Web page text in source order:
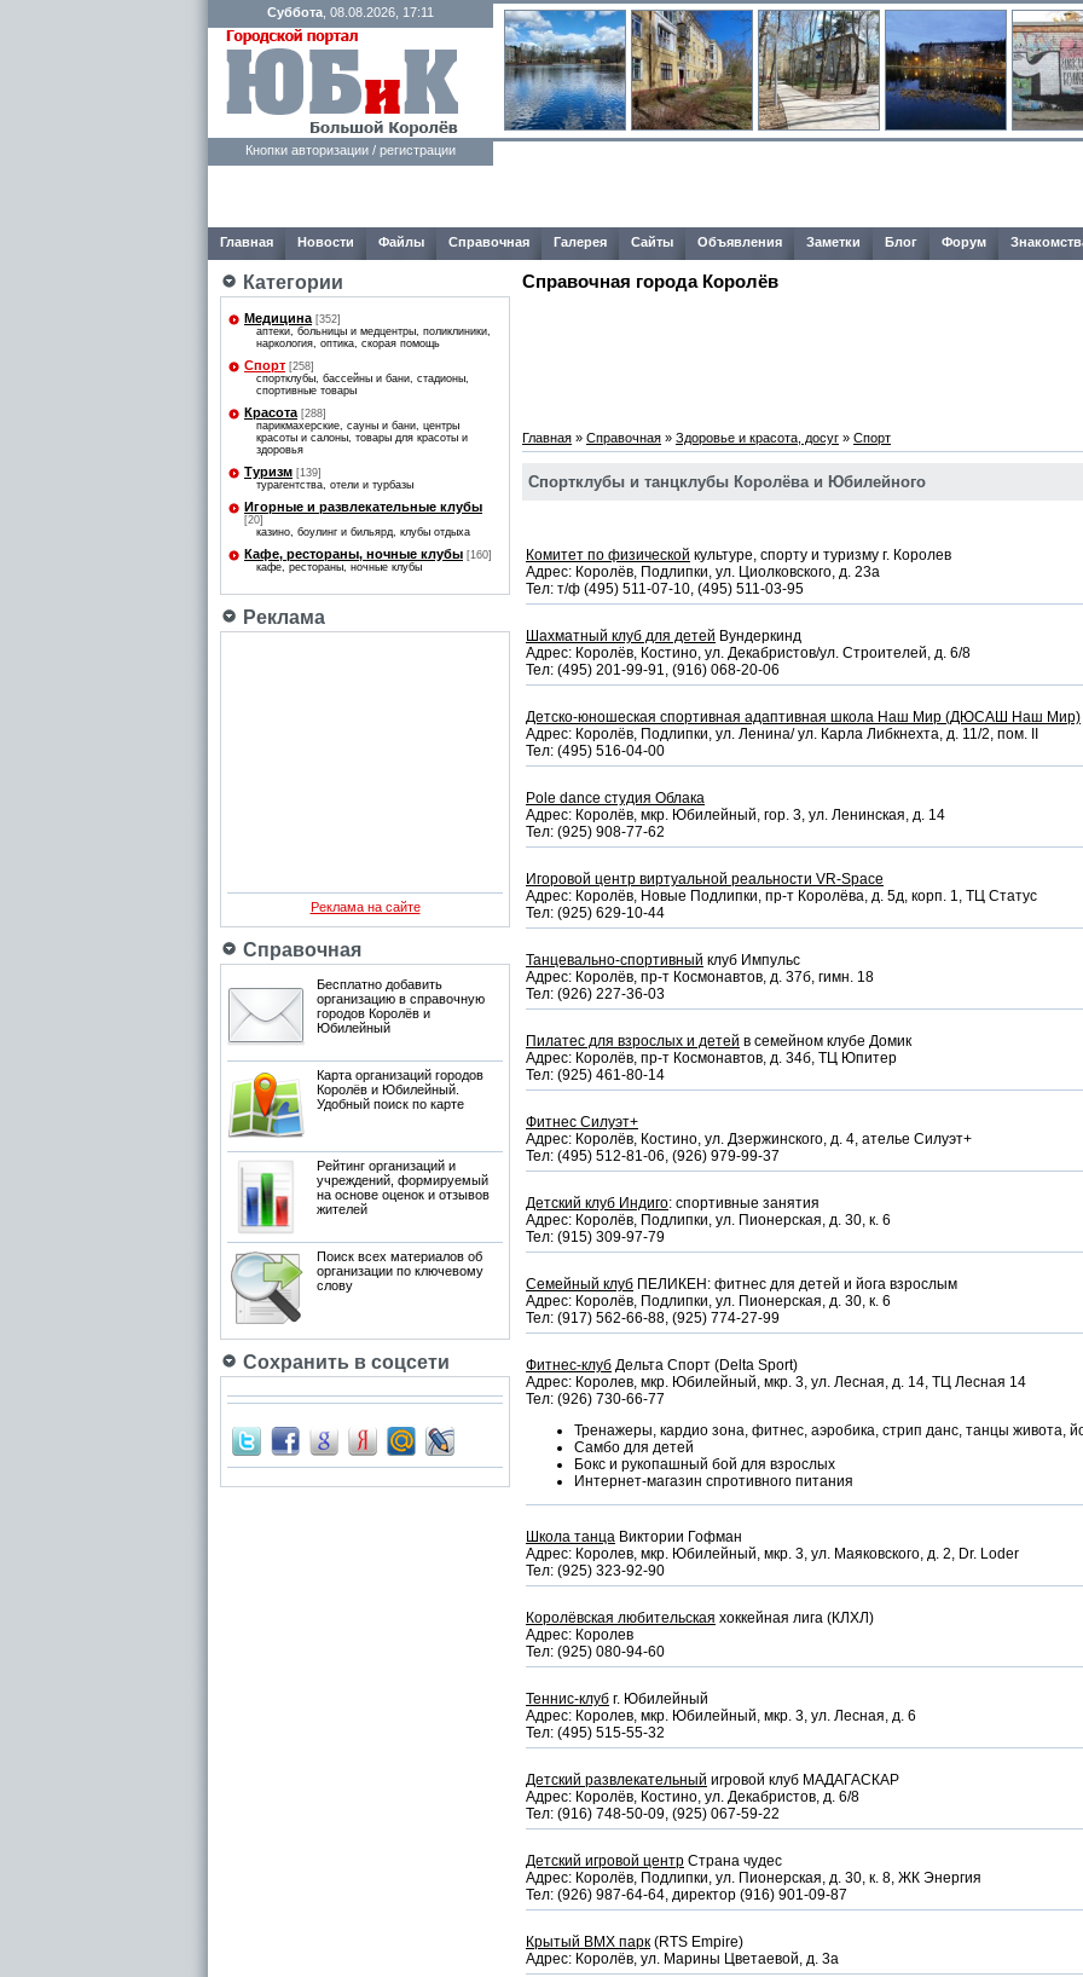
Суббота , 08.08.2026, 17:11
Кнопки авторизации / регистрации
Главная Новости Файлы Справочная Галерея Сайты Объявления Заметки Блог Форум
Категории
Медицина [352]
аптеки, больницы и медцентры, поликлиники,
наркология, оптика, скорая помощь
Спорт [258]
спортклубы, бассейны и бани, стадионы,
спортивные товары
Красота [288]
парикмахерские, сауны и бани, центры
красоты и салоны, товары для красоты и
здоровья
Туризм [139]
турагентства, отели и турбазы
Игорные и развлекательные клубы
[20]
казино, боулинг и бильярд, клубы отдыха
Кафе, рестораны, ночные клубы [160]
кафе, рестораны, ночные клубы
Реклама
Реклама на сайте
Справочная
Бесплатно добавить
организацию в справочную
городов Королёв и
Юбилейный
Карта организаций городов
Королёв и Юбилейный.
Удобный поиск по карте
Рейтинг организаций и
учреждений, формируемый
на основе оценок и отзывов
жителей
Поиск всех материалов об
организации по ключевому
слову
Сохранить в соцсети
Справочная города Королёв
Главная » Справочная » Здоровье и красота, досуг » Спорт
Спортклубы и танцклубы Королёва и Юбилейного
Комитет по физической культуре, спорту и туризму г. Королев
Адрес: Королёв, Подлипки, ул. Циолковского, д. 23а
Тел: т/ф (495) 511-07-10, (495) 511-03-95
Шахматный клуб для детей Вундеркинд
Адрес: Королёв, Костино, ул. Декабристов/ул. Строителей, д. 6/8
Тел: (495) 201-99-91, (916) 068-20-06
Детско-юношеская спортивная адаптивная школа Наш Мир (ДЮСАШ Наш Мир)
Адрес: Королёв, Подлипки, ул. Ленина/ ул. Карла Либкнехта, д. 11/2, пом. II
Тел: (495) 516-04-00
Pole dance студия Облака
Адрес: Королёв, мкр. Юбилейный, гор. 3, ул. Ленинская, д. 14
Тел: (925) 908-77-62
Игоровой центр виртуальной реальности VR-Space
Адрес: Королёв, Новые Подлипки, пр-т Королёва, д. 5д, корп. 1, ТЦ Статус
Тел: (925) 629-10-44
Танцевально-спортивный клуб Импульс
Адрес: Королёв, пр-т Космонавтов, д. 37б, гимн. 18
Тел: (926) 227-36-03
Пилатес для взрослых и детей в семейном клубе Домик
Адрес: Королёв, пр-т Космонавтов, д. 34б, ТЦ Юпитер
Тел: (925) 461-80-14
Фитнес Силуэт+
Адрес: Королёв, Костино, ул. Дзержинского, д. 4, ателье Силуэт+
Тел: (495) 512-81-06, (926) 979-99-37
Детский клуб Индиго: спортивные занятия
Адрес: Королёв, Подлипки, ул. Пионерская, д. 30, к. 6
Тел: (915) 309-97-79
Семейный клуб ПЕЛИКЕН: фитнес для детей и йога взрослым
Адрес: Королёв, Подлипки, ул. Пионерская, д. 30, к. 6
Тел: (917) 562-66-88, (925) 774-27-99
Фитнес-клуб Дельта Спорт (Delta Sport)
Адрес: Королев, мкр. Юбилейный, мкр. 3, ул. Лесная, д. 14, ТЦ Лесная 14
Тел: (926) 730-66-77
Тренажеры, кардио зона, фитнес, аэробика, стрип данс, танцы живота,
Самбо для детей
Бокс и рукопашный бой для взрослых
Интернет-магазин спротивного питания
Школа танца Виктории Гофман
Адрес: Королев, мкр. Юбилейный, мкр. 3, ул. Маяковского, д. 2, Dr. Loder
Тел: (925) 323-92-90
Королёвская любительская хоккейная лига (КЛХЛ)
Адрес: Королев
Тел: (925) 080-94-60
Теннис-клуб г. Юбилейный
Адрес: Королев, мкр. Юбилейный, мкр. 3, ул. Лесная, д. 6
Тел: (495) 515-55-32
Детский развлекательный игровой клуб МАДАГАСКАР
Адрес: Королёв, Костино, ул. Декабристов, д. 6/8
Тел: (916) 748-50-09, (925) 067-59-22
Детский игровой центр Страна чудес
Адрес: Королёв, Подлипки, ул. Пионерская, д. 30, к. 8, ЖК Энергия
Тел: (926) 987-64-64, директор (916) 901-09-87
Крытый BMX парк (RTS Empire)
Адрес: Королёв, ул. Марины Цветаевой, д. 3а